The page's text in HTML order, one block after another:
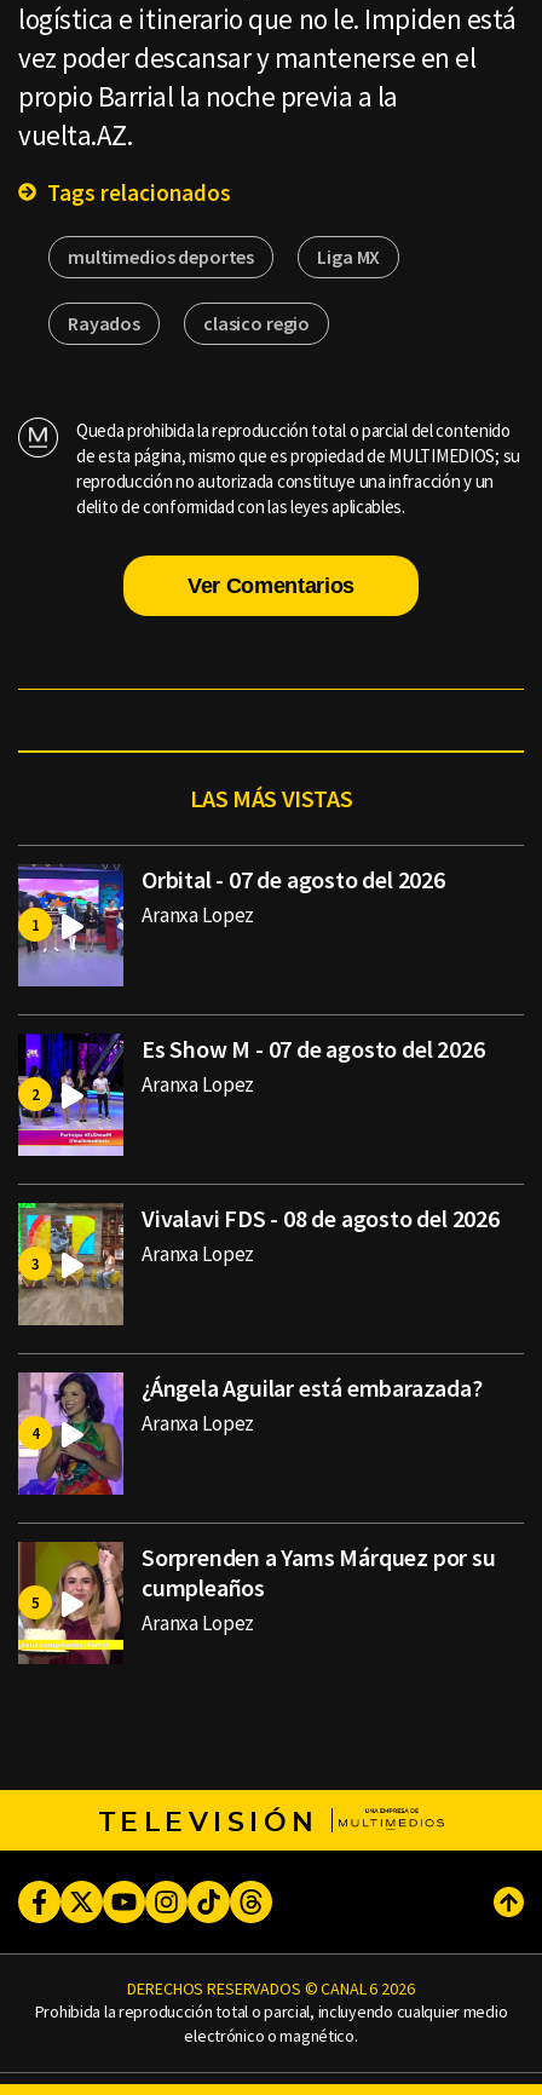
logística e itinerario que no le. Impiden está
vez poder descansar y mantenerse en el
propio Barrial la noche previa a la
vuelta.AZ.
Tags relacionados
multimedios deportes Liga MX
Rayados clasico regio
Queda prohibida la reproducción total o parcial del contenido
de esta página, mismo que es propiedad de MULTIMEDIOS; su
reproducción no autorizada constituye una infracción y un
delito de conformidad con las leyes aplicables.
Ver Comentarios
LAS MÁS VISTAS
Orbital - 07 de agosto del 2026
Aranxa Lopez
Es Show M - 07 de agosto del 2026
Aranxa Lopez
Vivalavi FDS - 08 de agosto del 2026
Aranxa Lopez
¿Ángela Aguilar está embarazada?
Aranxa Lopez
Sorprenden a Yams Márquez por su
cumpleaños
Aranxa Lopez
TELEVISIÓN
FacebookTwitterYoutubeInstagram
TikTokThreads
DERECHOS RESERVADOS © CANAL 6 2026
Prohibida la reproducción total o parcial, incluyendo cualquier medio
electrónico o magnético.